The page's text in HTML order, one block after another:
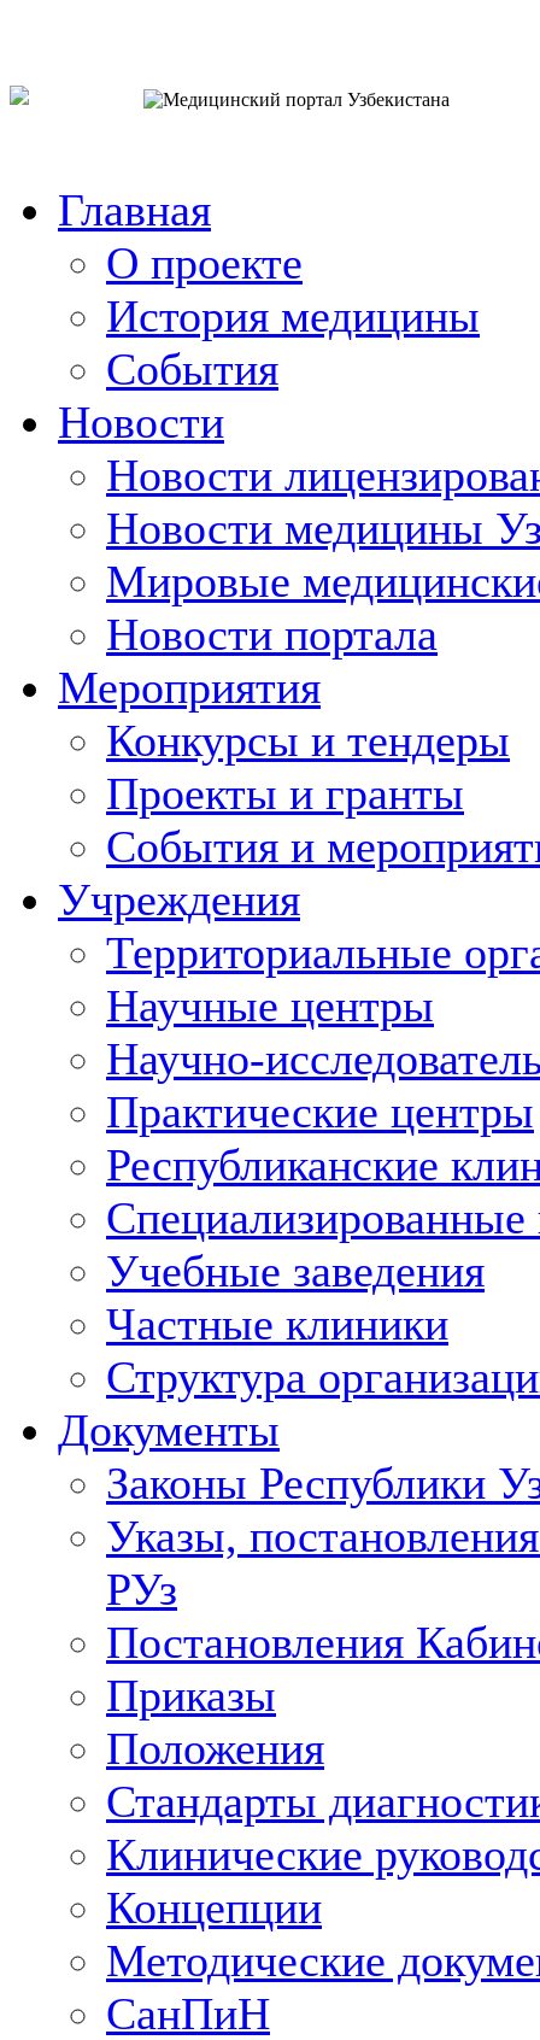
Главная
О проекте
История медицины
События
Новости
Новости
Новости медицины
Мировые
Новости портала
Мероприятия
Конкурсы и тендеры
Проекты и гранты
События и
Учреждения
Территориальные
Научные центры
Научно-
Практические центры
Республиканские
Учебные заведения
Частные клиники
Структура
Документы
Законы Республики
Указы,
РУз
Постановления
Приказы
Положения
Стандарты
Клинические
Концепции
Методические
СанПиН